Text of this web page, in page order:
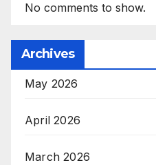
No comments to show.
Archives
May 2026
April 2026
March 2026